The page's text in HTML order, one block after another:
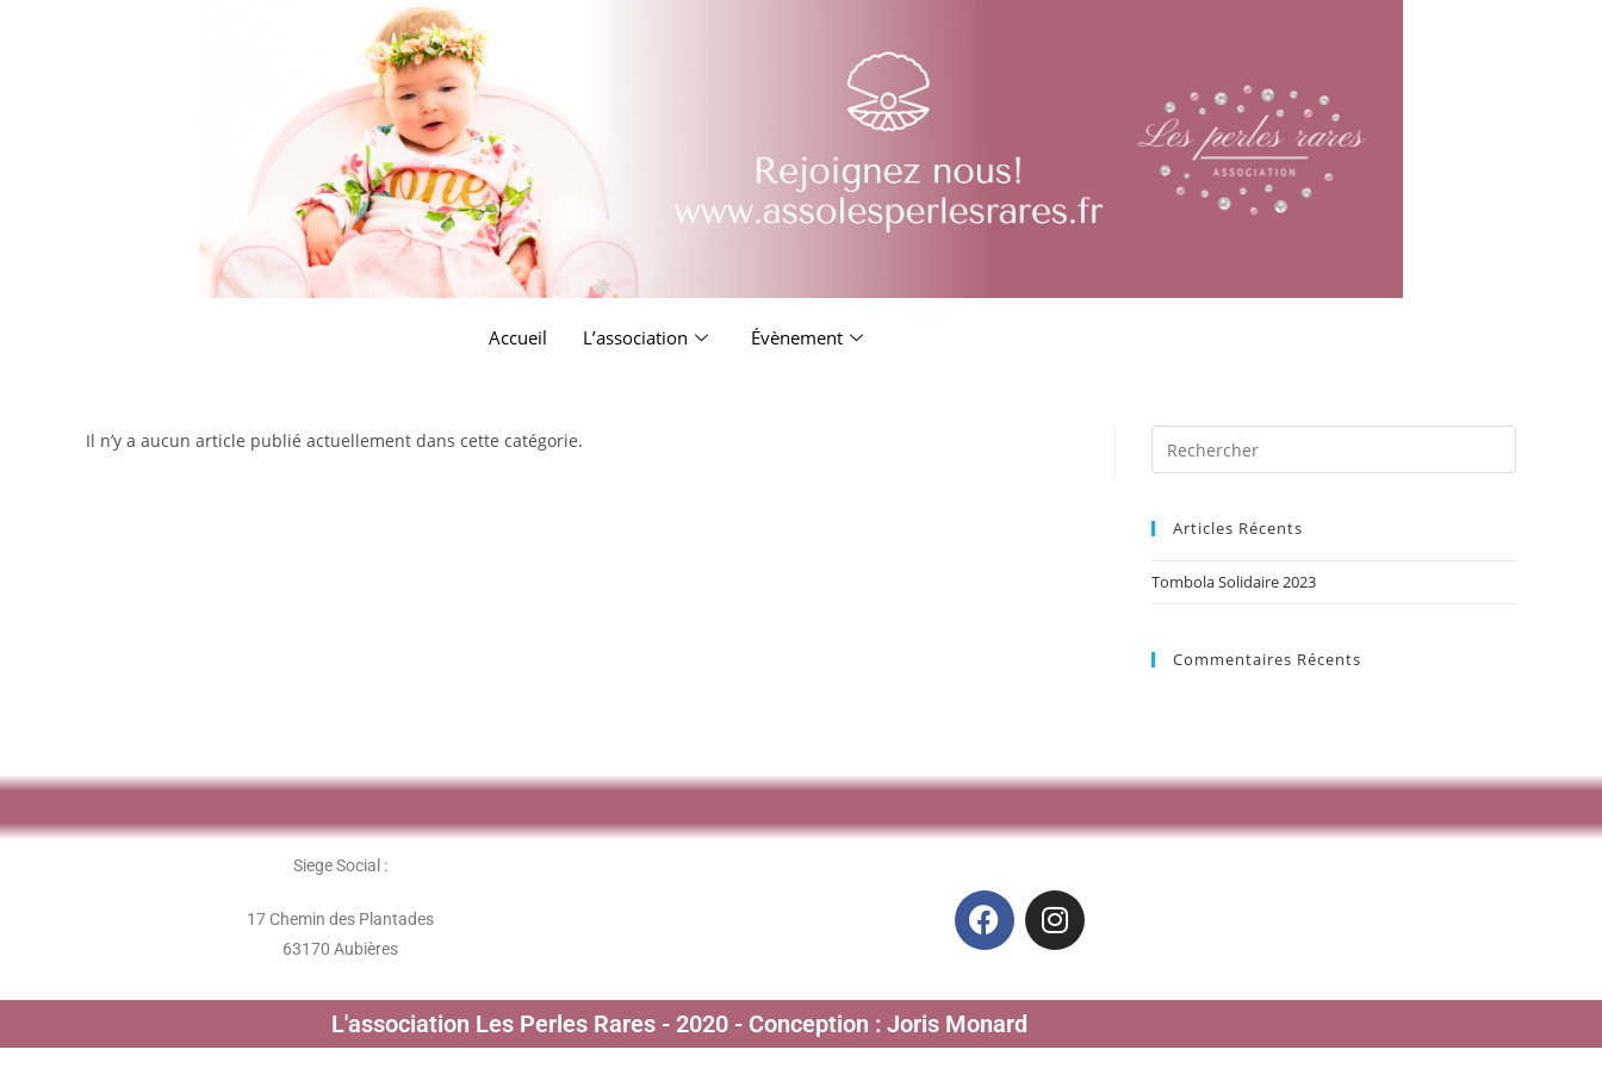
Accueil L’association Évènement
Il n’y a aucun article publié actuellement dans cette catégorie.
Articles Récents
Tombola Solidaire 2023
Commentaires Récents
Siege Social :
17 Chemin des Plantades
63170 Aubières
L'association Les Perles Rares - 2020 - Conception : Joris Monard